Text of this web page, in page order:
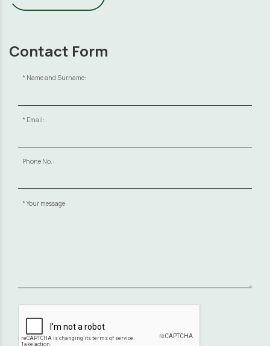
Contact Form
Name and Surname:
Email:
Phone No.:
Your message: